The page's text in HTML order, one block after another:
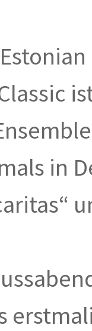
in